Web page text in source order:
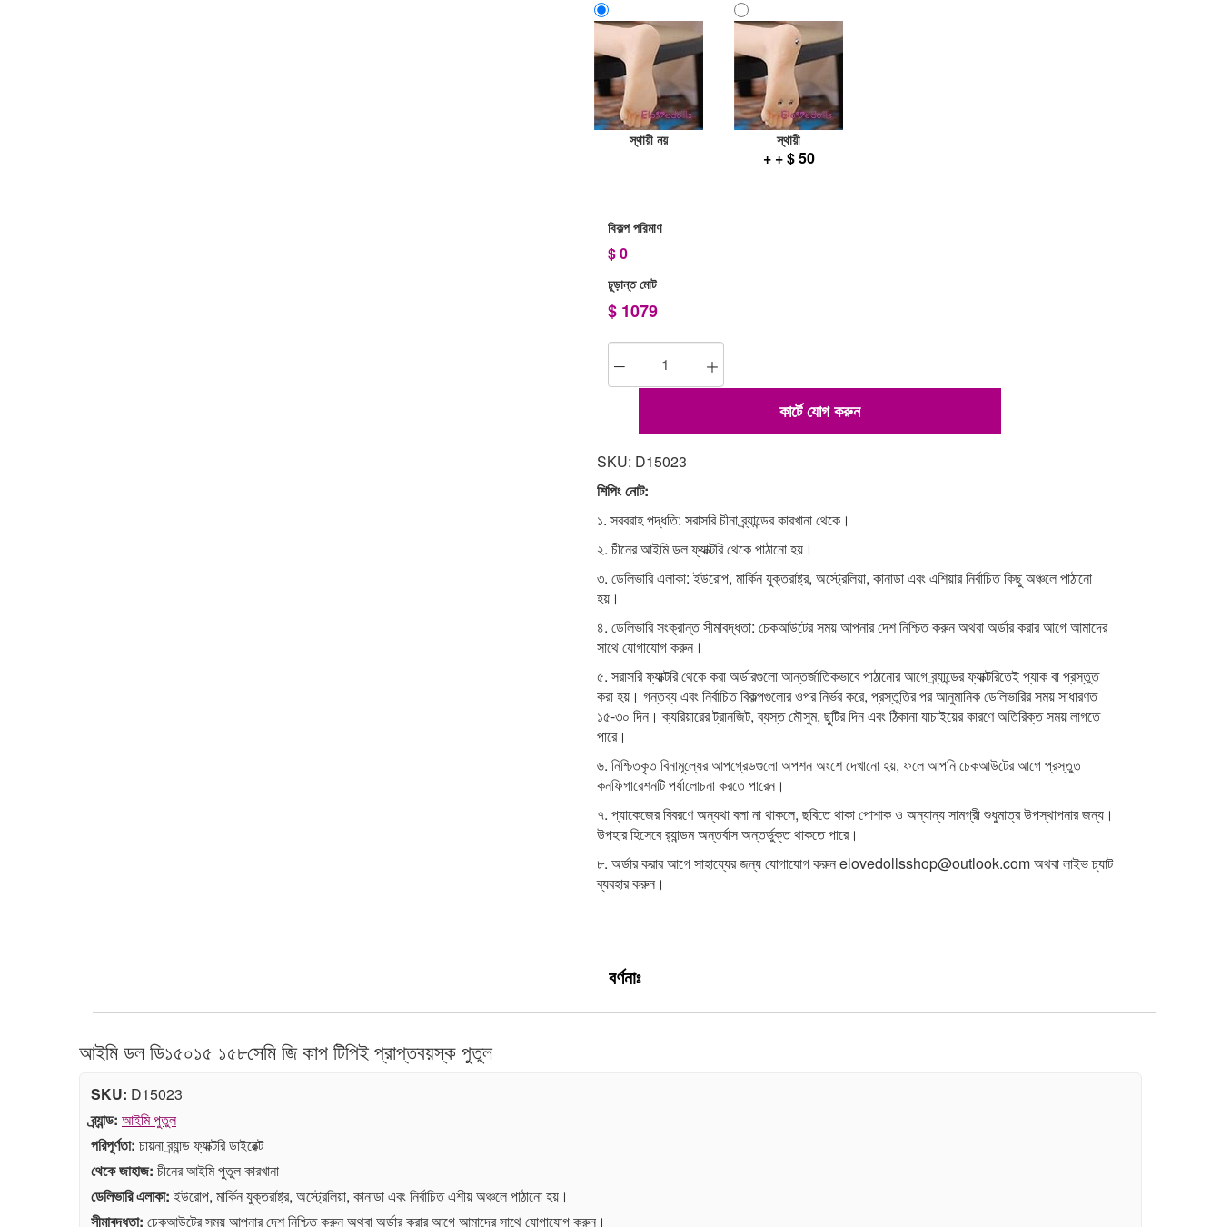
স্থায়ী নয় স্থায়ী
+ + $ 50
বিকল্প পরিমাণ
$0
চূড়ান্ত মোট
$ 1079
কার্টে যোগ করুন
SKU: D15023
শিপিং নোট:
১. সরবরাহ পদ্ধতি: সরাসরি চীনা ব্র্যান্ডের কারখানা থেকে।
২. চীনের আইমি ডল ফ্যাক্টরি থেকে পাঠানো হয়।
৩. ডেলিভারি এলাকা: ইউরোপ, মার্কিন যুক্তরাষ্ট্র, অস্ট্রেলিয়া, কানাডা এবং এশিয়ার নির্বাচিত কিছু অঞ্চলে পাঠানো
হয়।
৪. ডেলিভারি সংক্রান্ত সীমাবদ্ধতা: চেকআউটের সময় আপনার দেশ নিশ্চিত করুন অথবা অর্ডার করার আগে আমাদের
সাথে যোগাযোগ করুন।
৫. সরাসরি ফ্যাক্টরি থেকে করা অর্ডারগুলো আন্তর্জাতিকভাবে পাঠানোর আগে ব্র্যান্ডের ফ্যাক্টরিতেই প্যাক বা প্রস্তুত
করা হয়। গন্তব্য এবং নির্বাচিত বিকল্পগুলোর ওপর নির্ভর করে, প্রস্তুতির পর আনুমানিক ডেলিভারির সময় সাধারণত
১৫-৩০ দিন। ক্যরিয়ারের ট্রানজিট, ব্যস্ত মৌসুম, ছুটির দিন এবং ঠিকানা যাচাইয়ের কারণে অতিরিক্ত সময় লাগতে
পারে।
৬. নিশ্চিতকৃত বিনামূল্যের আপগ্রেডগুলো অপশন অংশে দেখানো হয়, ফলে আপনি চেকআউটের আগে প্রস্তুত
কনফিগারেশনটি পর্যালোচনা করতে পারেন।
৭. প্যাকেজের বিবরণে অন্যথা বলা না থাকলে, ছবিতে থাকা পোশাক ও অন্যান্য সামগ্রী শুধুমাত্র উপস্থাপনার জন্য।
উপহার হিসেবে র‍্যান্ডম অন্তর্বাস অন্তর্ভুক্ত থাকতে পারে।
৮. অর্ডার করার আগে সাহায্যের জন্য যোগাযোগ করুনelovedollsshop@outlook.comঅথবা লাইভ চ্যাট
ব্যবহার করুন।
বর্ণনাঃ
আইমি ডল ডি১৫০১৫ ১৫৮সেমি জি কাপ টিপিই প্রাপ্তবয়স্ক পুতুল
SKU: D15023
ব্র্যান্ড: আইমি পুতুল
পরিপূর্ণতা: চায়না ব্র্যান্ড ফ্যাক্টরি ডাইরেক্ট
থেকে জাহাজ: চীনের আইমি পুতুল কারখানা
ডেলিভারি এলাকা:ইউরোপ, মার্কিন যুক্তরাষ্ট্র, অস্ট্রেলিয়া, কানাডা এবং নির্বাচিত এশীয় অঞ্চলে পাঠানো হয়।
সীমাবদ্ধতা: চেকআউটের সময় আপনার দেশ নিশ্চিত করুন অথবা অর্ডার করার আগে আমাদের সাথে যোগাযোগ করুন।